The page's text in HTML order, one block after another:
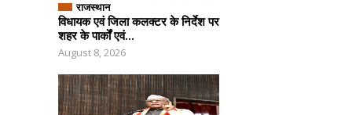
राजस्थान
विधायक एवं जिला कलक्टर के निर्देश पर
शहर के पार्कों एवं...
August 8, 2026